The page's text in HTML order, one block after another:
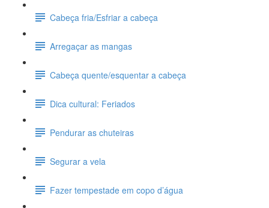
Cabeça fria/Esfriar a cabeça
Arregaçar as mangas
Cabeça quente/esquentar a cabeça
Dica cultural: Feriados
Pendurar as chuteiras
Segurar a vela
Fazer tempestade em copo d’água